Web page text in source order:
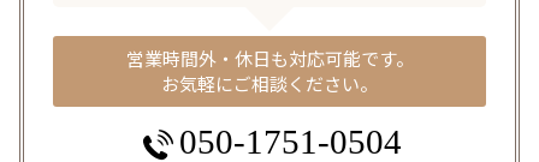
営業時間外・休日も対応可能です。
お気軽にご相談ください。
050-1751-0504